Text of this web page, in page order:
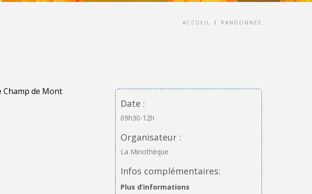
ACCUEIL / RANDONNÉE
Champ de Mont
Date :
09h30-12h
Organisateur :
La Minothèque
Infos complémentaires:
Plus d’informations